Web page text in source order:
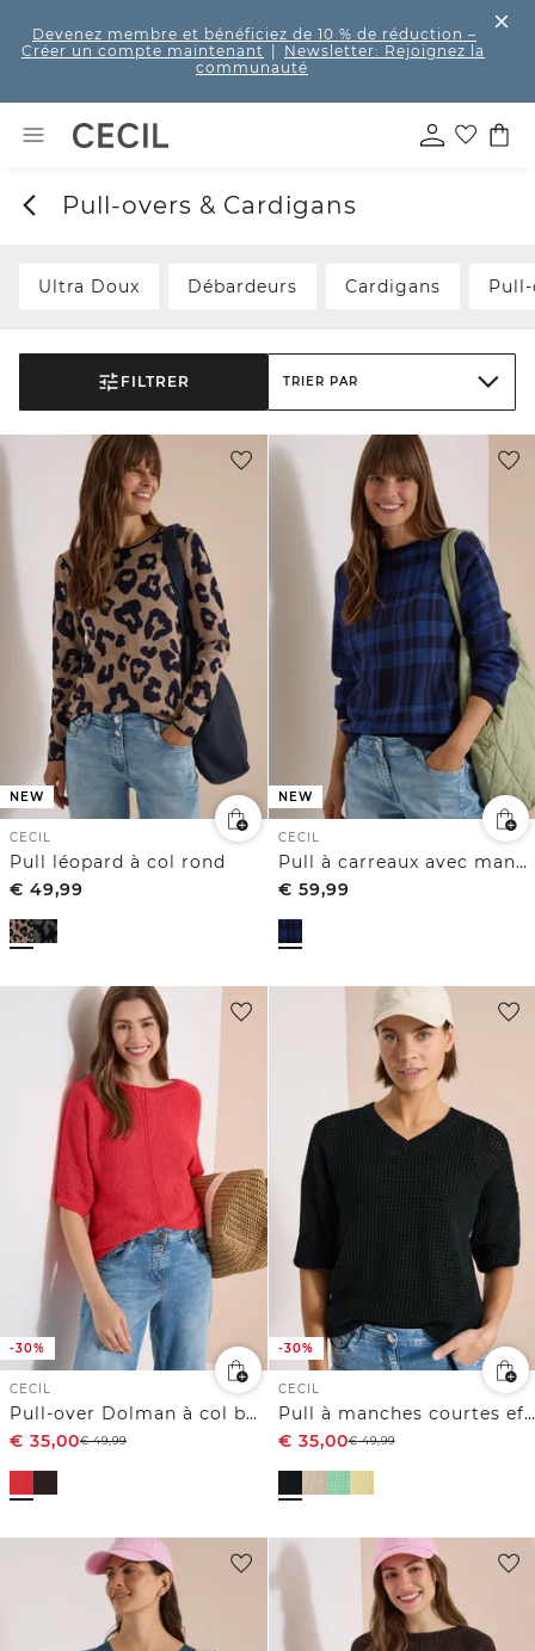
Devenez membre et bénéficiez de 10 % de réduction –
Créer un compte maintenant
Newsletter: Rejoignez la
communauté
Pull-overs & Cardigans
Ultra Doux Débardeurs Cardigans
FILTRER TRIER PAR
NEW
CECIL
Pull léopard à col rond
€ 49,99
NEW
CECIL
Pull à carreaux avec manches dolman
€ 59,99
-30%
CECIL
Pull-over Dolman à col bateau
€ 35,00€49,99
-30%
CECIL
Pull à manches courtes effet crochet
€ 35,00€49,99